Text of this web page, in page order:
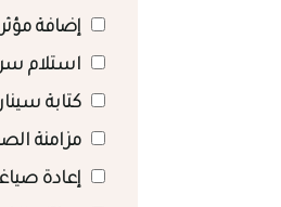
إضافة
استلام
كتابة
مزامنة
إعادة